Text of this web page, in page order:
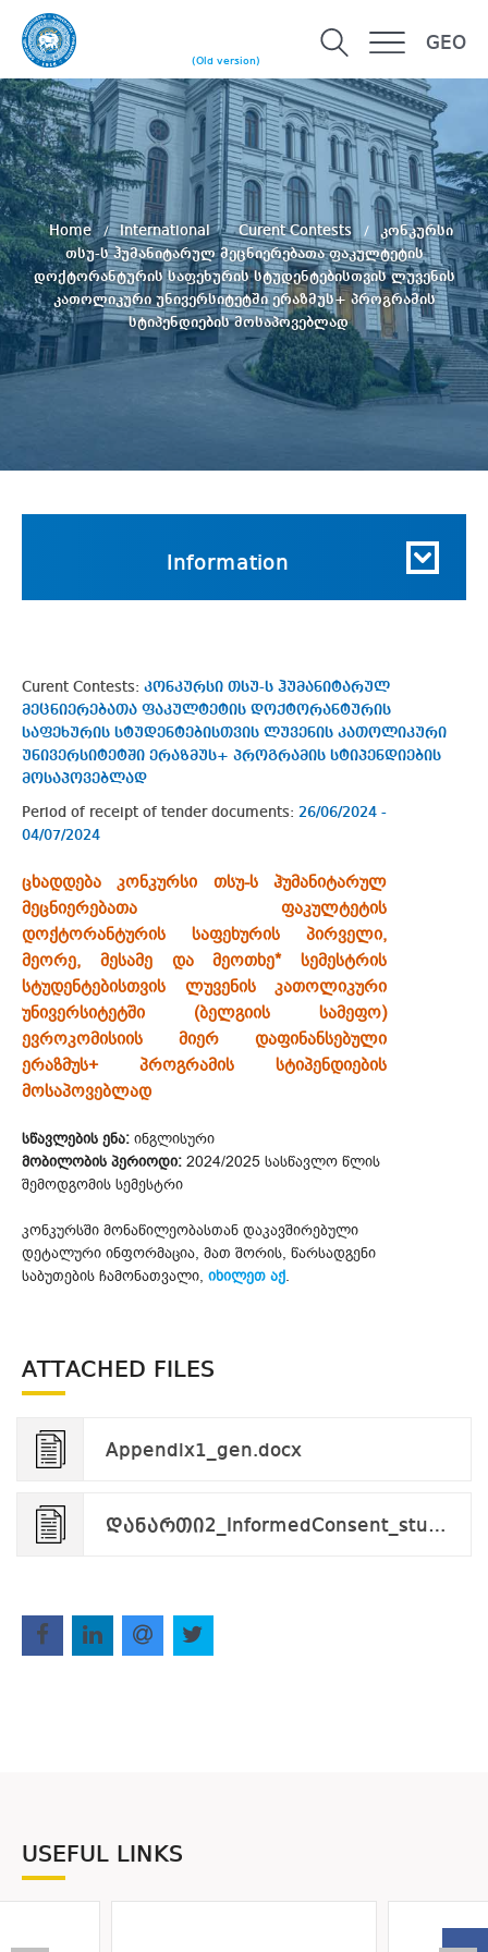
(Old version)
GEO
Home International Curent Contests
კონკურსი
თსუ-ს ჰუმანიტარულ მეცნიერებათა ფაკულტეტის
დოქტორანტურის საფეხურის სტუდენტებისთვის ლუვენის
კათოლიკური უნივერსიტეტში ერაზმუს+ პროგრამის
სტიპენდიების მოსაპოვებლად
Information
Curent Contests: კონკურსი თსუ-ს ჰუმანიტარულ
მეცნიერებათა ფაკულტეტის დოქტორანტურის
საფეხურის სტუდენტებისთვის ლუვენის კათოლიკური
უნივერსიტეტში ერაზმუს+ პროგრამის სტიპენდიების
მოსაპოვებლად
Period of receipt of tender documents: 26/06/2024 -
04/07/2024
ცხადდება კონკურსი თსუ-ს ჰუმანიტარულ
მეცნიერებათა ფაკულტეტის
დოქტორანტურის საფეხურის პირველი,
მეორე, მესამე და მეოთხე* სემესტრის
სტუდენტებისთვის ლუვენის კათოლიკური
უნივერსიტეტში (ბელგიის სამეფო)
ევროკომისიის მიერ დაფინანსებული
ერაზმუს+ პროგრამის სტიპენდიების
მოსაპოვებლად
სწავლების ენა: ინგლისური
მობილობის პერიოდი: 2024/2025 სასწავლო წლის
შემოდგომის სემესტრი
კონკურსში მონაწილეობასთან დაკავშირებული
დეტალური ინფორმაცია, მათ შორის, წარსადგენი
საბუთების ჩამონათვალი, იხილეთ აქ.
ATTACHED FILES
Appendix1_gen.docx
დანართი2_InformedConsent_student.applicant.pdf
USEFUL LINKS